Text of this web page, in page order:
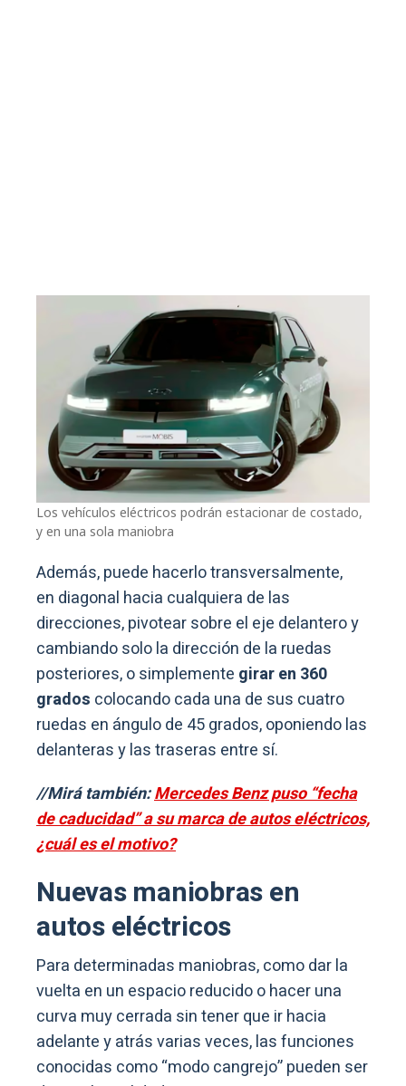
Los vehículos eléctricos podrán estacionar de costado,
y en una sola maniobra
Además, puede hacerlo transversalmente,
en diagonal hacia cualquiera de las
direcciones, pivotear sobre el eje delantero y
cambiando solo la dirección de la ruedas
posteriores, o simplemente girar en 360
grados colocando cada una de sus cuatro
ruedas en ángulo de 45 grados, oponiendo las
delanteras y las traseras entre sí.
//Mirá también:Mercedes Benz puso “fecha
de caducidad” a su marca de autos eléctricos,
¿cuál es el motivo?
Nuevas maniobras en
autos eléctricos
Para determinadas maniobras, como dar la
vuelta en un espacio reducido o hacer una
curva muy cerrada sin tener que ir hacia
adelante y atrás varias veces, las funciones
conocidas como “modo cangrejo” pueden ser